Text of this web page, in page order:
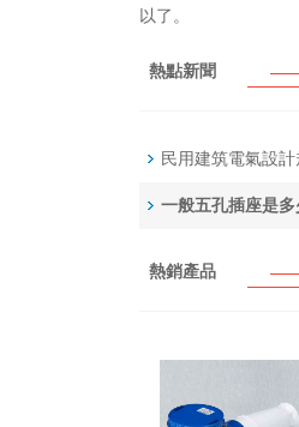
以了。
熱點新聞
民用建筑電氣設
廠房
一般五孔插座是多
熱銷產品